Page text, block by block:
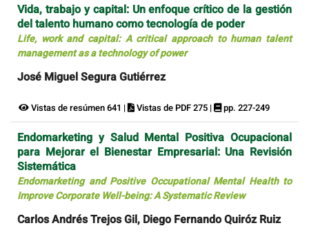
Vida, trabajo y capital: Un enfoque crítico de la gestión
del talento humano como tecnología de poder
Life, work and capital: A critical approach to human talent
management as a technology of power
José Miguel Segura Gutiérrez
Vistas de resúmen 641 | Vistas de PDF 275 | pp. 227-249
Endomarketing y Salud Mental Positiva Ocupacional
para Mejorar el Bienestar Empresarial: Una Revisión
Sistemática
Endomarketing and Positive Occupational Mental Health to
Improve Corporate Well-being: A Systematic Review
Carlos Andrés Trejos Gil, Diego Fernando Quiróz Ruiz